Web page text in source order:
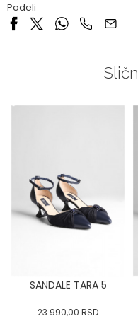
Podeli
SANDALE TARA 5
23.990,00 RSD